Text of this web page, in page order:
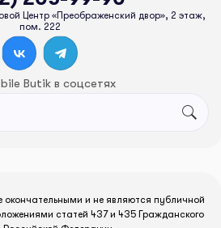
Центр «Преображенский двор», 2 этаж,
пом. 222
Butik в соцсетях
окончательными и не являются публичной
статей 437 и 435 Гражданского